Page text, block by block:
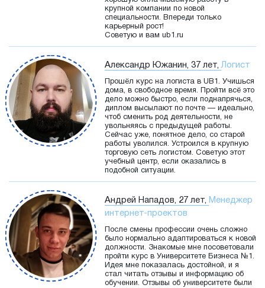
крупной компании по новой
специальности. Впереди только
карьерный рост!
Советую и вам ub1.ru
Александр Южанин, 37 лет,Логист
Прошёл курс на логиста в UB1. Учишься
дома, в свободное время. Пройти всё это
дело можно быстро, если поднапрячься,
диплом высылают по почте — идеально,
чтоб сменить род деятельности, не
увольняясь с предыдущей работы.
Сейчас уже, понятное дело, со старой
работы уволился. Устроился в крупную
торговую сеть логистом. Советую этот
учебный центр, если оказались в
подобной ситуации.
Андрей Нападов, 27 лет, Менеджер
интернет-проектов
После смены профессии очень сложно
было нормально адаптироваться к новой
должности. Знакомые мне посоветовали
пройти курс в Университете Бизнеса №1.
Идея мне показалась достойной, и я
стал читать отзывы и информацию об
обучении. Отзывы об университете были